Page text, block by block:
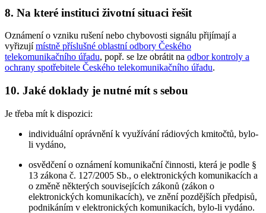
8. Na které instituci životní situaci řešit
Oznámení o vzniku rušení nebo chybovosti signálu přijímají a
vyřizují místně příslušné oblastní odbory Českého
telekomunikačního úřadu, popř. se lze obrátit na odbor kontroly a
ochrany spotřebitele Českého telekomunikačního úřadu.
10. Jaké doklady je nutné mít s sebou
Je třeba mít k dispozici:
individuální oprávnění k využívání rádiových kmitočtů, bylo-
li vydáno,
osvědčení o oznámení komunikační činnosti, která je podle §
13 zákona č. 127/2005 Sb., o elektronických komunikacích a
o změně některých souvisejících zákonů (zákon o
elektronických komunikacích), ve znění pozdějších předpisů,
podnikáním v elektronických komunikacích, bylo-li vydáno.